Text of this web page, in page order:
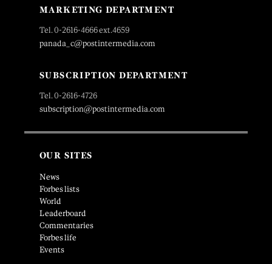
MARKETING DEPARTMENT
Tel. 0-2616-4666 ext.4659
panada_c@postintermedia.com
SUBSCRIPTION DEPARTMENT
Tel. 0-2616-4726
subscription@postintermedia.com
OUR SITES
News
Forbes lists
World
Leaderboard
Commentaries
Forbes life
Events